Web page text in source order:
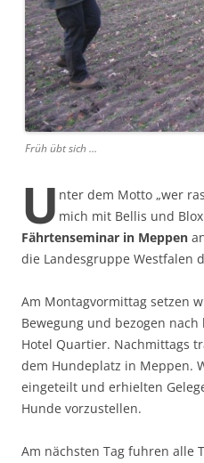
Früh übt sich …
U nter dem Motto „wer
mich mit Bellis und
Fährtenseminar in Meppen
die Landesgruppe Westfalen
Am Montagvormittag setzen
Bewegung und bezogen
Hotel Quartier. Nachmittags
dem Hundeplatz in Meppen.
eingeteilt und erhielten
Hunde vorzustellen.
Am nächsten Tag fuhren alle